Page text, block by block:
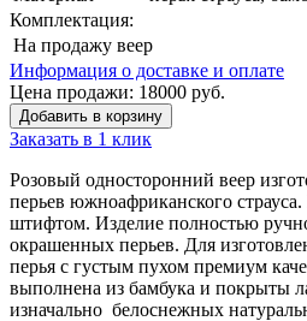
Комплектация:
На продажу веер
Информация о доставке и оплате
Цена продажи: 18000 руб.
Добавить в корзину
Заказать в 1 клик
Розовый односторонний веер
перьев южноафриканского
штифтом. Изделие полностью
окрашенных перьев. Для
перья с густым пухом премиум
выполнена из бамбука и покрыты
изначально белоснежных